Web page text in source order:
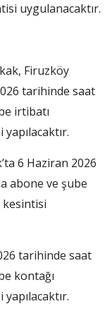
uygulanacaktır.
Firuzköy
tarihinde saat
irtibatı
6 Haziran 2026
abone ve şube
kesintisi
tarihinde saat
kontağı